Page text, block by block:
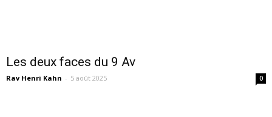
Les deux faces du 9 Av
Rav Henri Kahn - 5 août 2025 0